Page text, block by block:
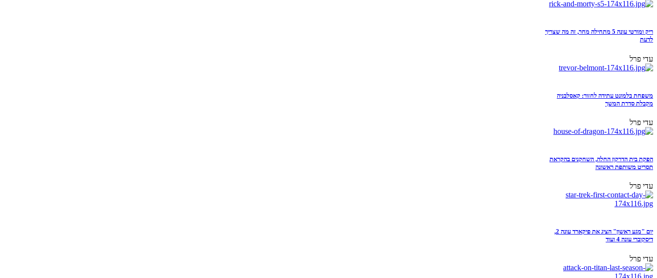
ריק ומורטי עונה 5 מתחילה מחר, זה מה שצריך
לדעת
עדי פרל
משפחת בלמונט עתידה לחזור: קאסלבניה
מקבלת סדרת המשך
עדי פרל
הפקת בית הדרקון החלה, השחקנים בהקראת
תסריט משותפת ראשונה
עדי פרל
יום "מגע ראשון" הציג את פיקארד עונה 2,
דיסקוברי עונה 4 ועוד
עדי פרל